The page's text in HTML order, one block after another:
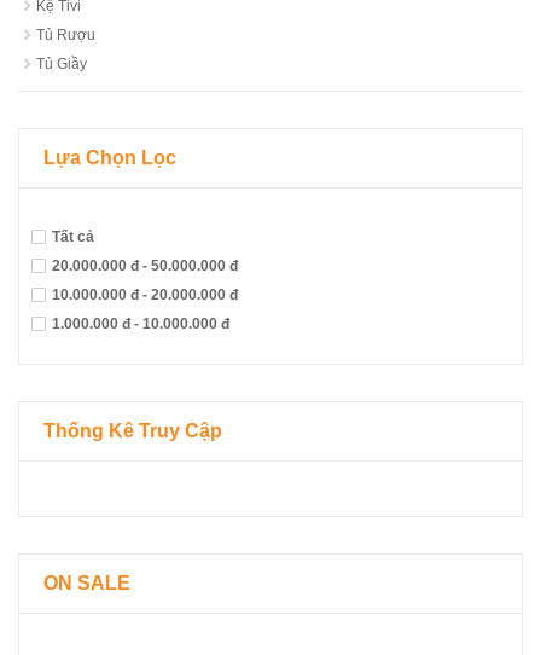
Kệ Tivi
Tủ Rượu
Tủ Giầy
Lựa Chọn Lọc
Tất cả
20.000.000 đ - 50.000.000 đ
10.000.000 đ - 20.000.000 đ
1.000.000 đ - 10.000.000 đ
Thống Kê Truy Cập
ON SALE